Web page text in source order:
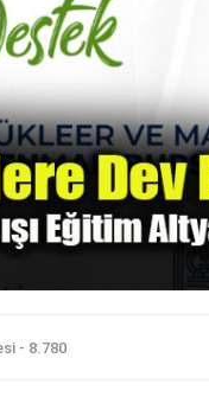
- 8.780